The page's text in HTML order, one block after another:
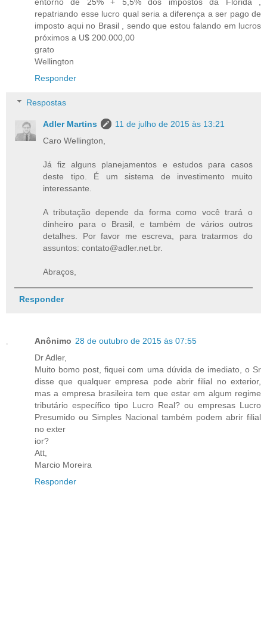
repatriando esse lucro qual seria a diferença a ser pago de
imposto aqui no Brasil , sendo que estou falando em lucros
próximos a U$ 200.000,00
grato
Wellington
Responder
Respostas
Adler Martins
11 de julho de 2015 às 13:21
Caro Wellington,
Já fiz alguns planejamentos e estudos para casos
deste tipo. É um sistema de investimento muito
interessante.
A tributação depende da forma como você trará o
dinheiro para o Brasil, e também de vários outros
detalhes. Por favor me escreva, para tratarmos do
assuntos: contato@adler.net.br.
Abraços,
Responder
Anônimo 28 de outubro de 2015 às 07:55
Dr Adler,
Muito bomo post, fiquei com uma dúvida de imediato, o Sr
disse que qualquer empresa pode abrir filial no exterior,
mas a empresa brasileira tem que estar em algum regime
tributário específico tipo Lucro Real? ou empresas Lucro
Presumido ou Simples Nacional também podem abrir filial
no exter
ior?
Att,
Marcio Moreira
Responder